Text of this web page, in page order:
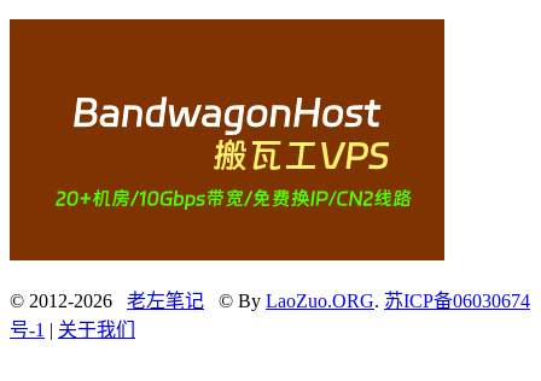
© 2012-2026 老左笔记 © By LaoZuo.ORG. 苏ICP备06030674
号-1 | 关于我们